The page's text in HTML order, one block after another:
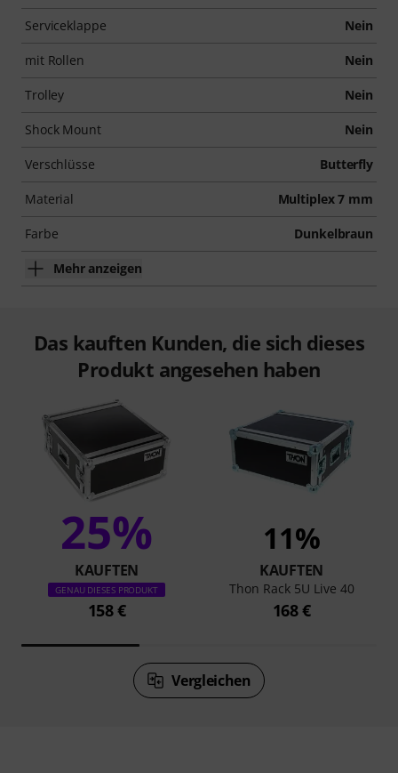
Serviceklappe Nein
mit Rollen Nein
Trolley Nein
Shock Mount Nein
Verschlüsse Butterfly
Material Multiplex 7 mm
Farbe Dunkelbraun
Mehr anzeigen
Das kauften Kunden, die sich dieses
Produkt angesehen haben
25%
KAUFTEN
GENAU DIESES PRODUKT
158 €
11%
KAUFTEN
Thon Rack 5U Live 40
168 €
Vergleichen